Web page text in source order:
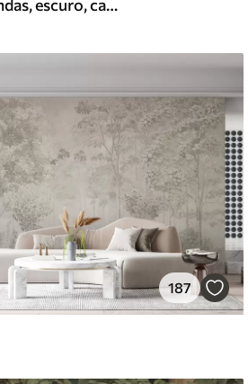
madeira, textura, fendas, escuro, casca, superfície
187